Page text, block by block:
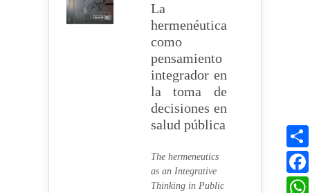
La
hermenéutica
como
pensamiento
integrador en
la toma de
decisiones en
salud pública
The hermeneutics
as an Integrative
Thinking in Public